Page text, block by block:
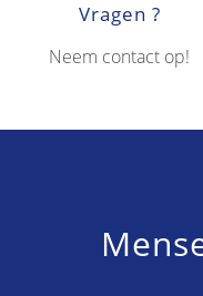
Vragen ?
Neem contact op!